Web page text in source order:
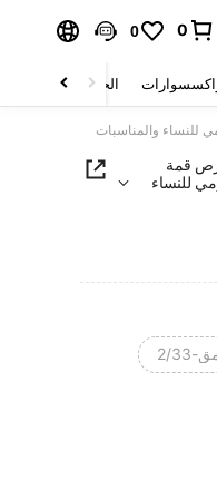
0
0
الحقائب والأمتعة
للنساء والمناسبات
قمة
للنساء
2/33